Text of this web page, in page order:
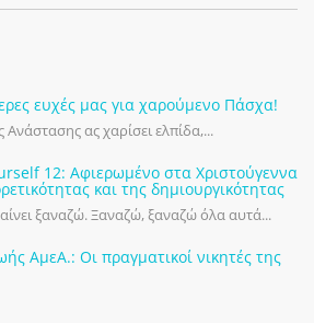
ευχές μας για χαρούμενο Πάσχα!
ας χαρίσει ελπίδα,...
12: Αφιερωμένο στα Χριστούγεννα
και της δημιουργικότητας
ξαναζώ. Ξαναζώ, ξαναζώ όλα αυτά...
ΑμεΑ.: Οι πραγματικοί νικητές της